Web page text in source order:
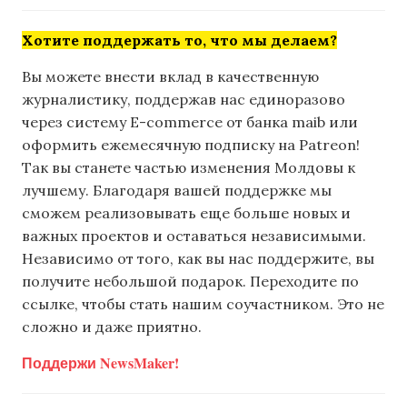
Хотите поддержать то, что мы делаем?
Вы можете внести вклад в качественную
журналистику, поддержав нас единоразово
через систему E-commerce от банка maib или
оформить ежемесячную подписку на Patreon!
Так вы станете частью изменения Молдовы к
лучшему. Благодаря вашей поддержке мы
сможем реализовывать еще больше новых и
важных проектов и оставаться независимыми.
Независимо от того, как вы нас поддержите, вы
получите небольшой подарок. Переходите по
ссылке, чтобы стать нашим соучастником. Это не
сложно и даже приятно.
Поддержи NewsMaker!